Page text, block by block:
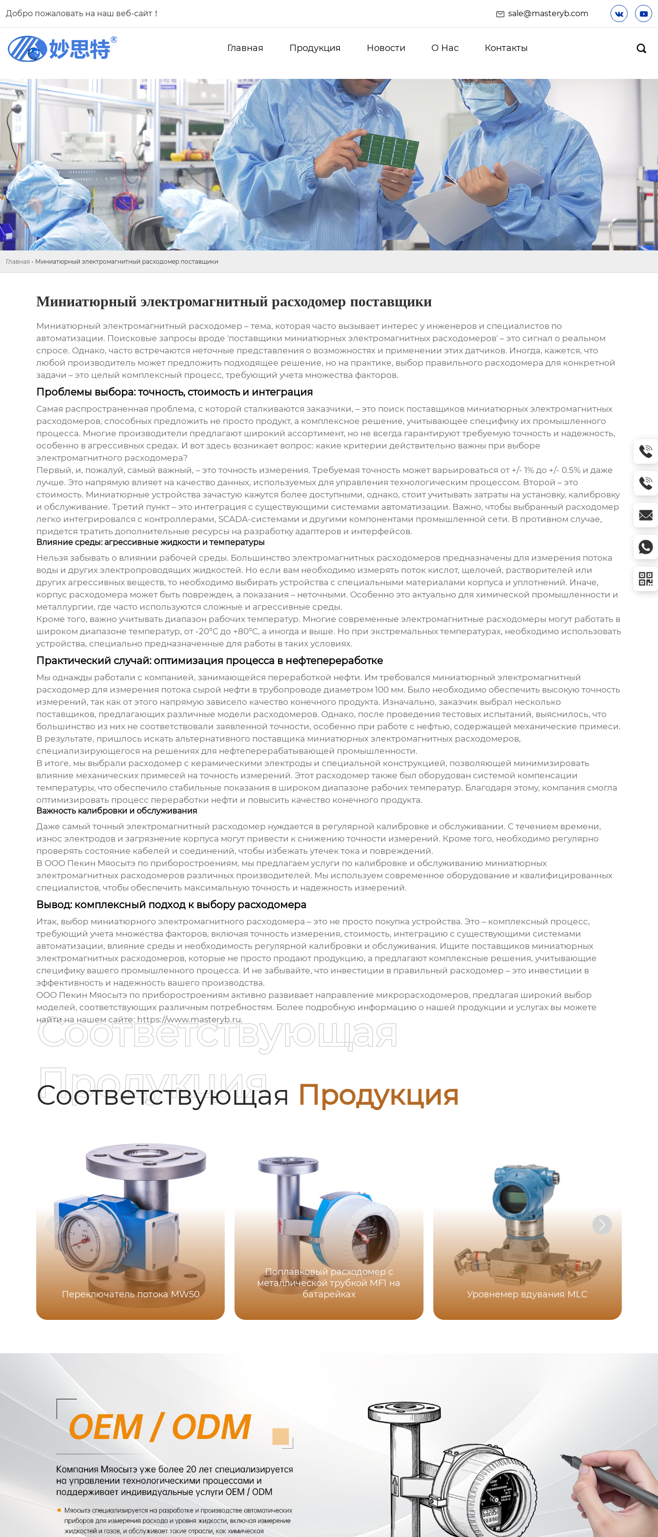
Добро пожаловать на наш веб-сайт！ sale@masteryb.com  
Главная Продукция Новости О Hас Контакты 
Главная - Миниатюрный электромагнитный расходомер поставщики
Миниатюрный электромагнитный расходомер поставщики
Миниатюрный электромагнитный расходомер – тема, которая часто вызывает интерес у инженеров и специалистов по
автоматизации. Поисковые запросы вроде 'поставщики миниатюрных электромагнитных расходомеров'– это сигнал о реальном
спросе. Однако, часто встречаются неточные представления о возможностях и применении этих датчиков. Иногда, кажется, что
любой производитель может предложить подходящее решение, но на практике, выбор правильного расходомера для конкретной
задачи – это целый комплексный процесс, требующий учета множества факторов.
Проблемы выбора: точность, стоимость и интеграция
Самая распространенная проблема, с которой сталкиваются заказчики, – это поиск поставщиков миниатюрных электромагнитных
расходомеров, способных предложить не просто продукт, а комплексное решение, учитывающее специфику их промышленного
процесса. Многие производители предлагают широкий ассортимент, но не всегда гарантируют требуемую точность и надежность,
особенно в агрессивных средах. И вот здесь возникает вопрос: какие критерии действительно важны при выборе
электромагнитного расходомера?
Первый, и, пожалуй, самый важный, – это точность измерения. Требуемая точность может варьироваться от +/- 1% до +/- 0.5% и даже
лучше. Это напрямую влияет на качество данных, используемых для управления технологическим процессом. Второй – это
стоимость. Миниатюрные устройства зачастую кажутся более доступными, однако, стоит учитывать затраты на установку, калибровку
и обслуживание. Третий пункт – это интеграция с существующими системами автоматизации. Важно, чтобы выбранный расходомер
легко интегрировался с контроллерами, SCADA-системами и другими компонентами промышленной сети. В противном случае,
придется тратить дополнительные ресурсы на разработку адаптеров и интерфейсов.
Влияние среды: агрессивные жидкости и температуры
Нельзя забывать о влиянии рабочей среды. Большинство электромагнитных расходомеровпредназначены для измерения потока
воды и других электропроводящих жидкостей. Но если вам необходимо измерять поток кислот, щелочей, растворителей или
других агрессивных веществ, то необходимо выбирать устройства с специальными материалами корпуса и уплотнений. Иначе,
корпус расходомера может быть поврежден, а показания – неточными. Особенно это актуально для химической промышленности и
металлургии, где часто используются сложные и агрессивные среды.
Кроме того, важно учитывать диапазон рабочих температур. Многие современные электромагнитные расходомеры могут работать в
широком диапазоне температур, от -20°C до +80°C, а иногда и выше. Но при экстремальных температурах, необходимо использовать
устройства, специально предназначенные для работы в таких условиях.
Практический случай: оптимизация процесса в нефтепереработке
Мы однажды работали с компанией, занимающейся переработкой нефти. Им требовался миниатюрный электромагнитный
расходомер для измерения потока сырой нефти в трубопроводе диаметром 100 мм. Было необходимо обеспечить высокую точность
измерений, так как от этого напрямую зависело качество конечного продукта. Изначально, заказчик выбрал несколько
поставщиков, предлагающих различные модели расходомеров. Однако, после проведения тестовых испытаний, выяснилось, что
большинство из них не соответствовали заявленной точности, особенно при работе с нефтью, содержащей механические примеси.
В результате, пришлось искать альтернативного поставщика миниатюрных электромагнитных расходомеров,
специализирующегося на решениях для нефтеперерабатывающей промышленности.
В итоге, мы выбрали расходомер с керамическими электроды и специальной конструкцией, позволяющей минимизировать
влияние механических примесей на точность измерений. Этот расходомер также был оборудован системой компенсации
температуры, что обеспечило стабильные показания в широком диапазоне рабочих температур. Благодаря этому, компания смогла
оптимизировать процесс переработки нефти и повысить качество конечного продукта.
Важность калибровки и обслуживания
Даже самый точный электромагнитный расходомер нуждается в регулярной калибровке и обслуживании. С течением времени,
износ электродов и загрязнение корпуса могут привести к снижению точности измерений. Кроме того, необходимо регулярно
проверять состояние кабелей и соединений, чтобы избежать утечек тока и повреждений.
В ООО Пекин Мяосытэ по приборостроениям, мы предлагаем услуги по калибровке и обслуживанию миниатюрных
электромагнитных расходомеровразличных производителей. Мы используем современное оборудование и квалифицированных
специалистов, чтобы обеспечить максимальную точность и надежность измерений.
Вывод: комплексный подход к выбору расходомера
Итак, выбор миниатюрного электромагнитного расходомера – это не просто покупка устройства. Это – комплексный процесс,
требующий учета множества факторов, включая точность измерения, стоимость, интеграцию с существующими системами
автоматизации, влияние среды и необходимость регулярной калибровки и обслуживания. Ищите поставщиков миниатюрных
электромагнитных расходомеров, которые не просто продают продукцию, а предлагают комплексные решения, учитывающие
специфику вашего промышленного процесса. И не забывайте, что инвестиции в правильный расходомер – это инвестиции в
эффективность и надежность вашего производства.
ООО Пекин Мяосытэ по приборостроениям активно развивает направление микрорасходомеров, предлагая широкий выбор
моделей, соответствующих различным потребностям. Более подробную информацию о нашей продукции и услугах вы можете
найти на нашем сайте: https://www.masteryb.ru.
Соответствующая Продукция
Соответствующая
Продукция
Переключатель потока MW50
Поплавковый расходомер с
металлической трубкой MF1 на
батарейках
Уровнемер вдувания MLC